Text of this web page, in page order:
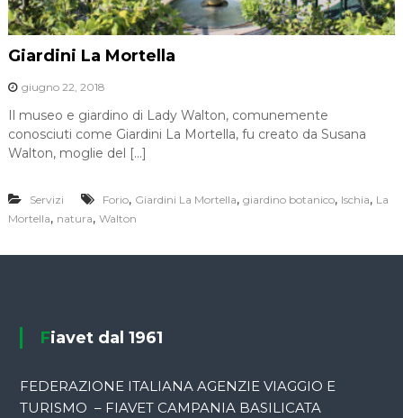
Giardini La Mortella
giugno 22, 2018
Il museo e giardino di Lady Walton, comunemente
conosciuti come Giardini La Mortella, fu creato da Susana
Walton, moglie del […]
Servizi Forio, Giardini La Mortella, giardino botanico, Ischia, La
Mortella, natura, Walton
Fiavet dal 1961
FEDERAZIONE ITALIANA AGENZIE VIAGGIO E
TURISMO – FIAVET CAMPANIA BASILICATA